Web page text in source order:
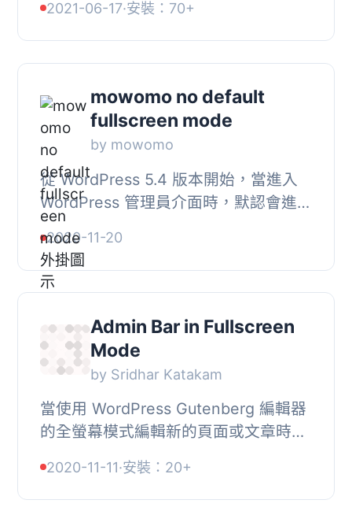
幕按鈕可供使用。, 使用方法, 在
WordPress 中整...
2021-06-17·安裝：70+
mowomo no default
fullscreen mode
by mowomo
從 WordPress 5.4 版本開始，當進入
WordPress 管理員介面時，默認會進入
「全螢幕」模式，如果您不想使用該模
式，則可以將其停用，但這樣做對於新
手用戶而言...
2020-11-20
Admin Bar in Fullscreen
Mode
by Sridhar Katakam
當使用 WordPress Gutenberg 編輯器
的全螢幕模式編輯新的頁面或文章時，
會自動顯示。, 這個外掛可以解決這個
問題，即使 ...
2020-11-11·安裝：20+